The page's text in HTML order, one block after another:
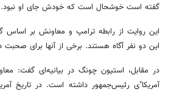
گفته است خوشحال است که خودش جای او نبود.
این روایت از رابطه ترامپ و معاونش بر اساس
این دو نفر آگاه هستند. برخی از آنها برای صحبت
در مقابل، استیون چونگ در بیانیه‌ای گفت:
آمریکا"ی رئیس‌جمهور داشته است. در تاریخ